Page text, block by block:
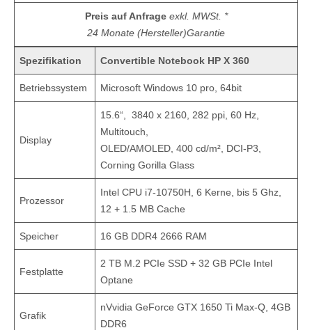
Preis auf Anfrage exkl. MWSt. *
24 Monate (Hersteller)Garantie
Spezifikation Convertible Notebook HP X 360
Betriebssystem Microsoft Windows 10 pro, 64bit
Display
15.6“, 3840 x 2160, 282 ppi, 60 Hz,
Multitouch,
OLED/AMOLED, 400 cd/m², DCI-P3,
Corning Gorilla Glass
Prozessor
Intel CPU i7-10750H, 6 Kerne, bis 5 Ghz,
12 + 1.5 MB Cache
Speicher 16 GB DDR4 2666 RAM
Festplatte
2 TB M.2 PCIe SSD + 32 GB PCIe Intel
Optane
Grafik
nVvidia GeForce GTX 1650 Ti Max-Q, 4GB
DDR6